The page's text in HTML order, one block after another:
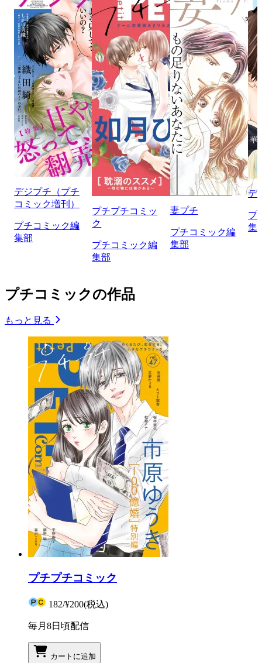
デジプチ（プチ
コミック増刊）
プチコミック編
集部
プチプチコミッ
ク
プチコミック編
集部
妻プチ
プチコミック編
集部
デ
プ
集
プチコミックの作品
もっと見る
プチプチコミック
182/¥200(税込)
毎月8日頃配信
カートに追加